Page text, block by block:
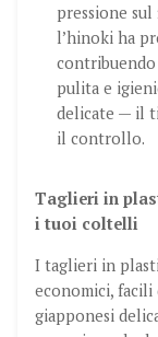
pressione
l’hinoki ha
pulita e
delicate — il
il controllo.
Taglieri in
i tuoi coltelli
I taglieri in
economici, facili
giapponesi